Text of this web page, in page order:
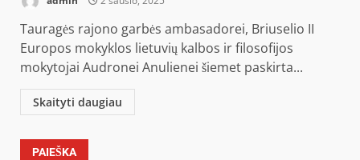
Tauragės rajono garbės ambasadorei, Briuselio II
Europos mokyklos lietuvių kalbos ir filosofijos
mokytojai Audronei Anulienei šiemet paskirta...
Skaityti daugiau
PAIEŠKA